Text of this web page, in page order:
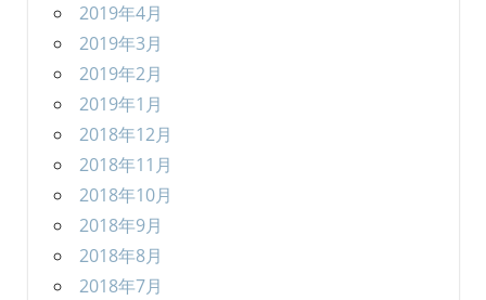
2019年4月
2019年3月
2019年2月
2019年1月
2018年12月
2018年11月
2018年10月
2018年9月
2018年8月
2018年7月